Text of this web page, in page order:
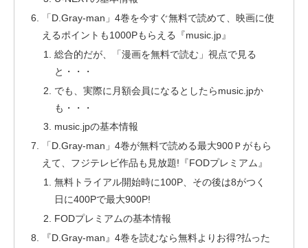
「D.Gray-man」4巻を今すぐ無料で読めて、映画に使
えるポイントも1000Pもらえる『music.jp』
総合的だが、「漫画を無料で読む」視点で見る
と・・・
でも、実際に月額会員になるとしたらmusic.jpか
も・・・
music.jpの基本情報
「D.Gray-man」4巻が無料で読める最大900Ｐがもら
えて、フジテレビ作品も見放題!『FODプレミアム』
無料トライアル開始時に100P、その後は8がつく
日に400Pで最大900P!
FODプレミアムの基本情報
『D.Gray-man』4巻を読むなら無料よりお得?払った